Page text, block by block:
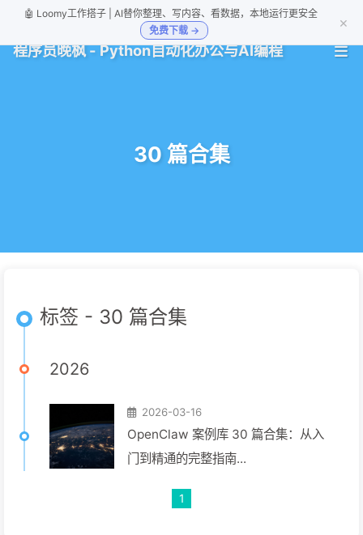
🤖 Loomy工作搭子 | AI替你整理、写内容、看数据，本地运行更安全
免费下载 →
×
程序员晚枫 - Python自动化办公与AI编程
30 篇合集
标签 - 30 篇合集
2026
2026-03-16
OpenClaw 案例库 30 篇合集：从入
门到精通的完整指南...
1